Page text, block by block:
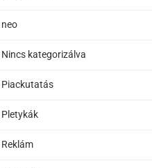
neo
Nincs kategorizálva
Piackutatás
Pletykák
Reklám